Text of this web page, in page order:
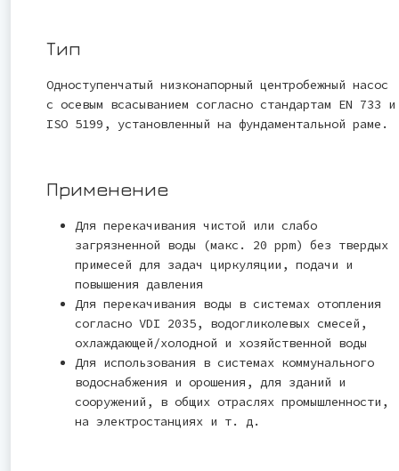
Тип
Одноступенчатый низконапорный центробежный насос
с осевым всасыванием согласно стандартам EN 733 и
ISO 5199, установленный на фундаментальной раме.
Применение
Для перекачивания чистой или слабо
загрязненной воды (макс. 20 ppm) без твердых
примесей для задач циркуляции, подачи и
повышения давления
Для перекачивания воды в системах отопления
согласно VDI 2035, водогликолевых смесей,
охлаждающей/холодной и хозяйственной воды
Для использования в системах коммунального
водоснабжения и орошения, для зданий и
сооружений, в общих отраслях промышленности,
на электростанциях и т. д.